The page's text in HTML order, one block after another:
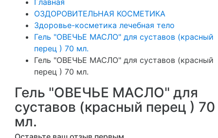
ОЗДОРОВИТЕЛЬНАЯ КОСМЕТИКА
Здоровье-косметика лечебная тело
Гель "ОВЕЧЬЕ МАСЛО" для суставов (красный
перец ) 70 мл.
Гель "ОВЕЧЬЕ МАСЛО" для суставов (красный
перец ) 70 мл.
Гель "ОВЕЧЬЕ МАСЛО" для
суставов (красный перец ) 70
мл.